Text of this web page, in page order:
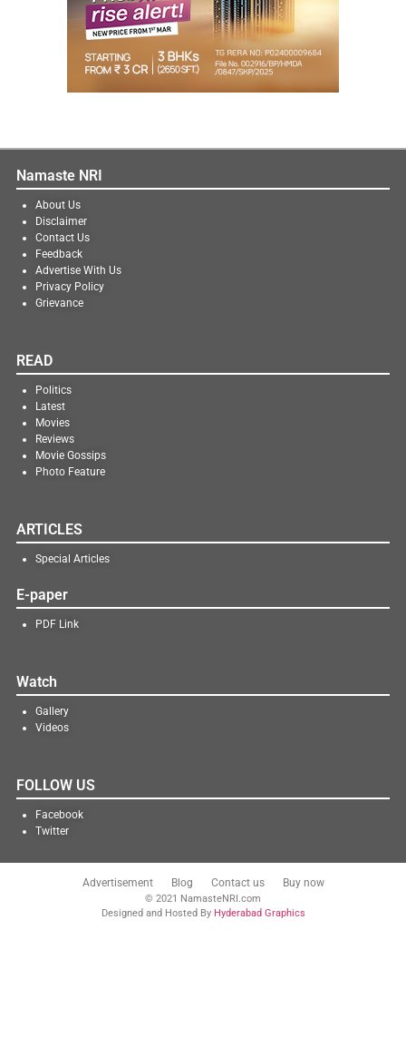
Namaste NRI
About Us
Disclaimer
Contact Us
Feedback
Advertise With Us
Privacy Policy
Grievance
READ
Politics
Latest
Movies
Reviews
Movie Gossips
Photo Feature
ARTICLES
Special Articles
E-paper
PDF Link
Watch
Gallery
Videos
FOLLOW US
Facebook
Twitter
Advertisement Blog Contact us Buy now
© 2021 NamasteNRI.com
Designed and Hosted By Hyderabad Graphics